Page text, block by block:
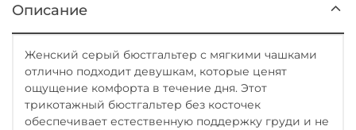
Описание
Женский серый бюстгальтер с мягкими чашками
отлично подходит девушкам, которые ценят
ощущение комфорта в течение дня. Этот
трикотажный бюстгальтер без косточек
обеспечивает естественную поддержку груди и не